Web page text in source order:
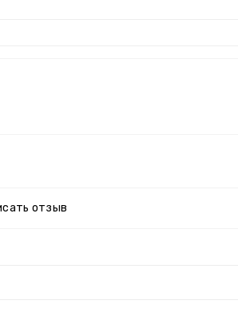
отзыв